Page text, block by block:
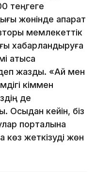
теңгеге
жөнінде ақпарат
мемлекеттік
хабарландыруға
атысқа
жазды. «Ай мен
кіммен
де
Осыдан кейін, біз
порталына
көз жеткізуді жөн